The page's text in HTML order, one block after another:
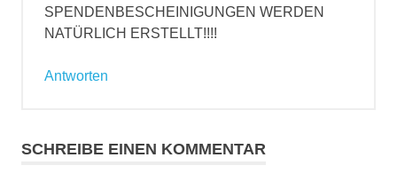
SPENDENBESCHEINIGUNGEN WERDEN
NATÜRLICH ERSTELLT!!!!
Antworten
SCHREIBE EINEN KOMMENTAR